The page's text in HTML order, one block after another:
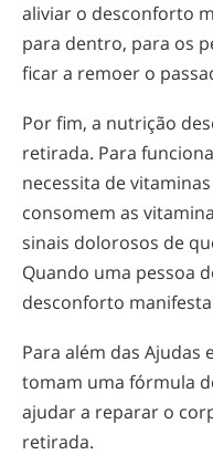
aliviar o desconforto
para dentro, para os
ficar a remoer o
Por fim, a nutrição
retirada. Para
necessita de
consomem as
sinais dolorosos de
Quando uma pessoa
desconforto
Para além das Ajudas
tomam uma fórmula
ajudar a reparar o
retirada.